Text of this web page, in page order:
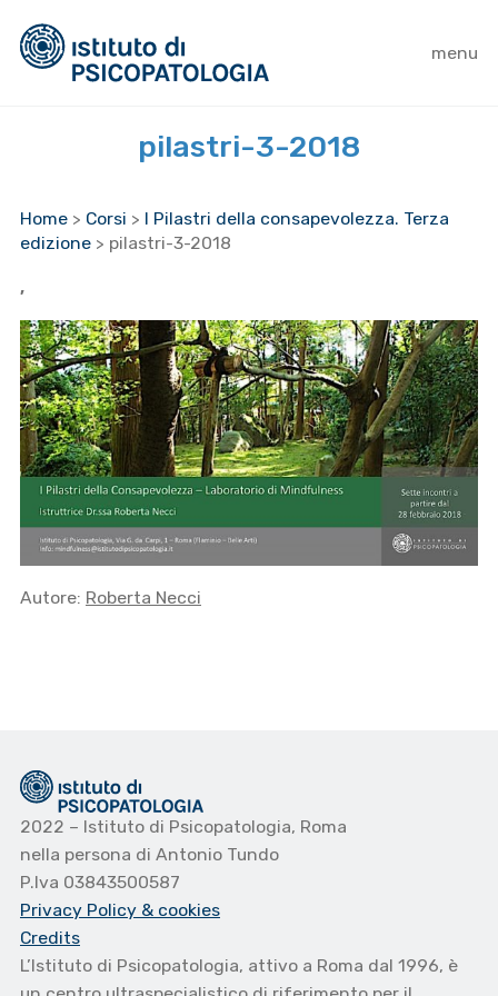
menu
pilastri-3-2018
Home > Corsi > I Pilastri della consapevolezza. Terza
edizione > pilastri-3-2018
,
Autore: Roberta Necci
2022 – Istituto di Psicopatologia, Roma
nella persona di Antonio Tundo
P.Iva 03843500587
Privacy Policy & cookies
Credits
L’Istituto di Psicopatologia, attivo a Roma dal 1996, è